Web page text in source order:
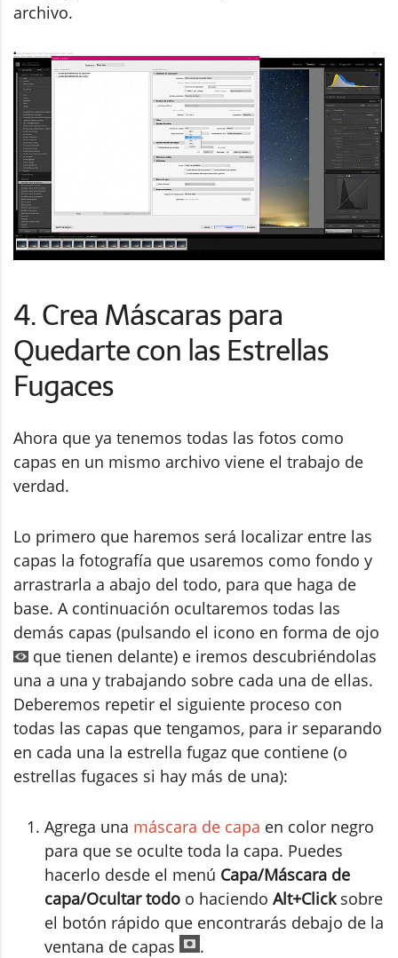
archivo.
4. Crea Máscaras para
Quedarte con las Estrellas
Fugaces
Ahora que ya tenemos todas las fotos como
capas en un mismo archivo viene el trabajo de
verdad.
Lo primero que haremos será localizar entre las
capas la fotografía que usaremos como fondo y
arrastrarla a abajo del todo, para que haga de
base. A continuación ocultaremos todas las
demás capas (pulsando el icono en forma de ojo
que tienen delante) e iremos descubriéndolas
una a una y trabajando sobre cada una de ellas.
Deberemos repetir el siguiente proceso con
todas las capas que tengamos, para ir separando
en cada una la estrella fugaz que contiene (o
estrellas fugaces si hay más de una):
Agrega una máscara de capa en color negro
para que se oculte toda la capa. Puedes
hacerlo desde el menú Capa/Máscara de
capa/Ocultar todo o haciendo Alt+Clicksobre
el botón rápido que encontrarás debajo de la
ventana de capas
.